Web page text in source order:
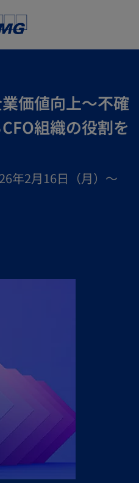
業価値向上～不確
組織の役割を
年2月16日（月）～